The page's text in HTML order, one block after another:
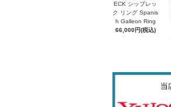
ECK シップレッ
ク リング Spanis
h Galleon Ring
66,000円(税込)